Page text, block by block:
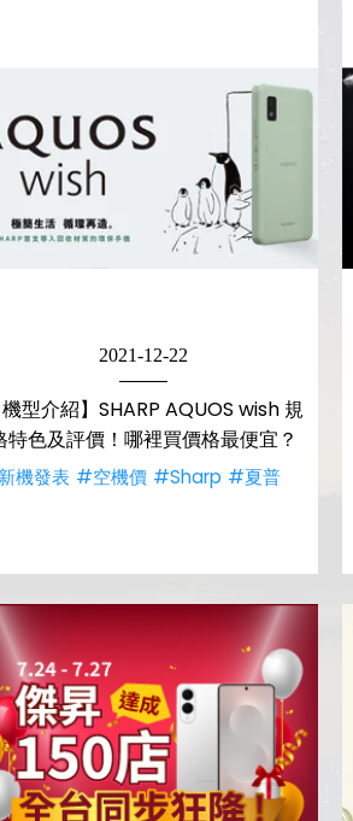
2021-12-22
機型介紹】SHARP AQUOS wish 規
特色及評價！哪裡買價格最便宜？
機發表 #空機價 #Sharp #夏普